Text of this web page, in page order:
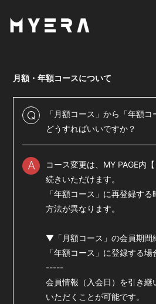
SCHEDULE
VIDEO
MOVIE
PHOTO
お仕
こち
会員登録 ログイン
月額・年額コースについて
Q
「月額コース」から「年額
どうすればいいですか？
A
コース変更は、MY PAGE内
続きいただけます。
「年額コース」に再登録す
方法が異なります。
▼「月額コース」の会員期間
「年額コース」に登録する場
-----
会員情報（入会日）を引き継
いただくことが可能です。